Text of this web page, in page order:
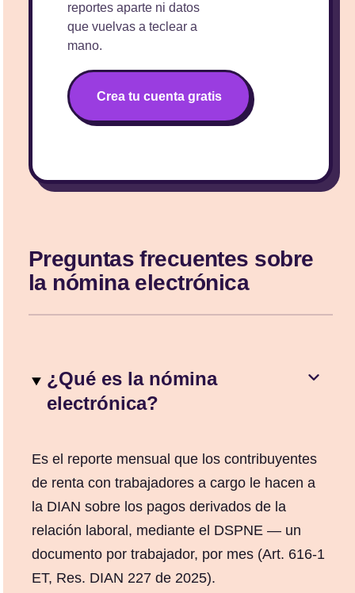
reportes aparte ni datos
que vuelvas a teclear a
mano.
Crea tu cuenta gratis
Preguntas frecuentes sobre
la nómina electrónica
¿Qué es la nómina
electrónica?
Es el reporte mensual que los contribuyentes
de renta con trabajadores a cargo le hacen a
la DIAN sobre los pagos derivados de la
relación laboral, mediante el DSPNE — un
documento por trabajador, por mes (Art. 616-1
ET, Res. DIAN 227 de 2025).